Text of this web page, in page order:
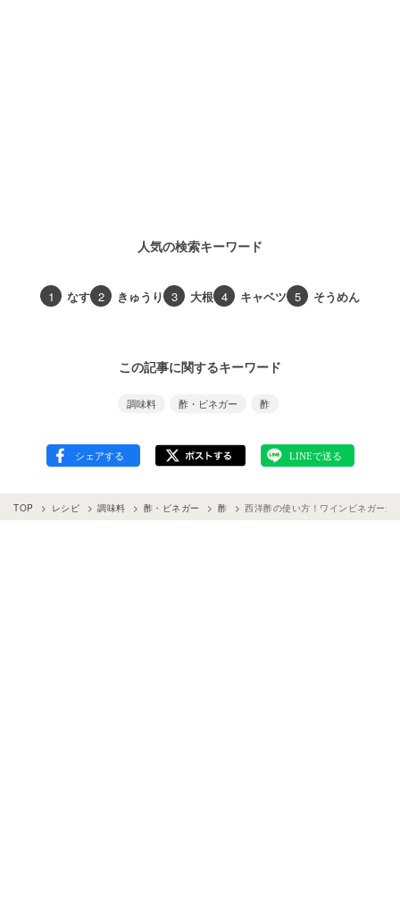
人気の検索キーワード
1 なす 2 きゅうり 3 大根 4 キャベツ 5 そうめん
この記事に関するキーワード
調味料 酢・ビネガー 酢
TOP レシピ 調味料 酢・ビネガー 酢 西洋酢の使い方！ワインビネガー